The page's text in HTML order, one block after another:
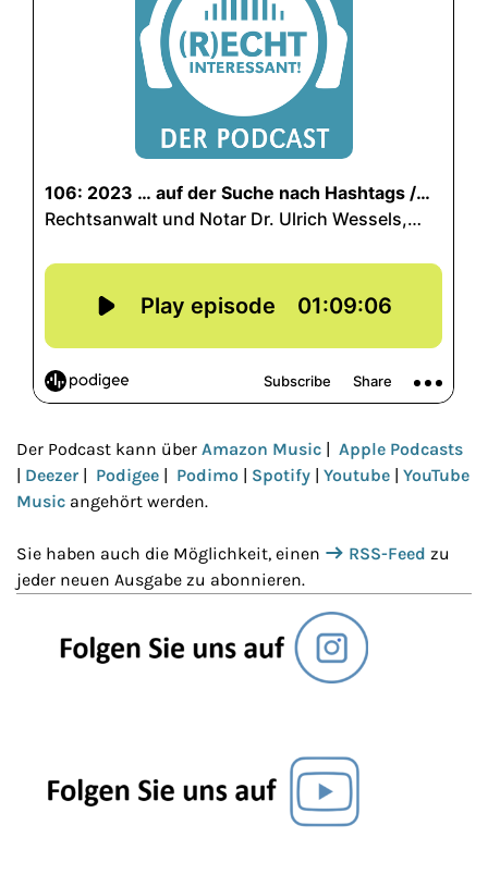
Der Podcast kann über Amazon Music | Apple Podcasts
| Deezer | Podigee | Podimo | Spotify | Youtube | YouTube
Music angehört werden.
Sie haben auch die Möglichkeit, einen RSS-Feed zu
jeder neuen Ausgabe zu abonnieren.